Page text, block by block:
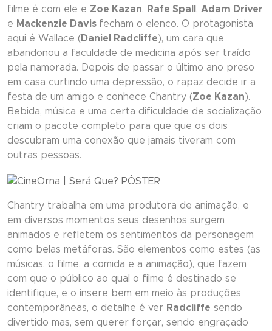
Contato
filme é com ele e Zoe Kazan, Rafe Spall , Adam Driver
e Mackenzie Davis fecham o elenco. O protagonista
aqui é Wallace (Daniel Radcliffe), um cara que
abandonou a faculdade de medicina após ser traído
pela namorada. Depois de passar o último ano preso
em casa curtindo uma depressão, o rapaz decide ir a
festa de um amigo e conhece Chantry (Zoe Kazan).
Bebida, música e uma certa dificuldade de socialização
criam o pacote completo para que que os dois
descubram uma conexão que jamais tiveram com
outras pessoas.
Chantry trabalha em uma produtora de animação, e
em diversos momentos seus desenhos surgem
animados e refletem os sentimentos da personagem
como belas metáforas. São elementos como estes (as
músicas, o filme, a comida e a animação), que fazem
com que o público ao qual o filme é destinado se
identifique, e o insere bem em meio às produções
contemporâneas, o detalhe é ver Radcliffe sendo
divertido mas, sem querer forçar, sendo engraçado